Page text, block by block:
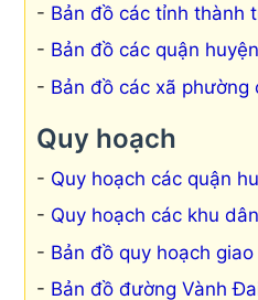
Bản đồ các tỉnh thành
Bản đồ các quận
Bản đồ các xã phường
Quy hoạch
Quy hoạch các quận
Quy hoạch các khu
Bản đồ quy hoạch
Bản đồ đường Vành